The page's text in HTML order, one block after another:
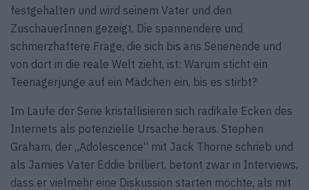
festgehalten und wird seinem Vater und den
ZuschauerInnen gezeigt. Die spannendere und
schmerzhaftere Frage, die sich bis ans Serienende und
von dort in die reale Welt zieht, ist: Warum sticht ein
Teenagerjunge auf ein Mädchen ein, bis es stirbt?
Im Laufe der Serie kristallisieren sich radikale Ecken des
Internets als potenzielle Ursache heraus. Stephen
Graham, der „Adolescence“ mit Jack Thorne schrieb und
als Jamies Vater Eddie brilliert, betont zwar in Interviews,
dass er vielmehr eine Diskussion starten möchte, als mit